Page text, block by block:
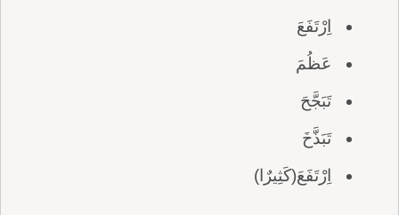
اِرْتَفَعَ
عَظُمَ
تَبَجَّحَ
تَبَذَّخَ
اِرْتَفَعَ(كَثِيرٌا)